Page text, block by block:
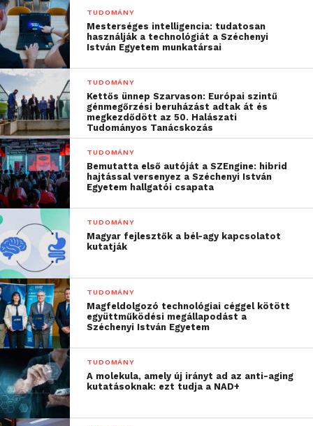
Horváth László, Zsámbék polgármestere a város
szempontjából fontos projektről szólva elmondta,
hogy a ZSTIP jól kapcsolódik a település
gazdaságfejlesztési programjához. A régió
fejlesztésével összhangban a tudományos aktivitás
mellett iparfejlesztés és társadalmi felzárkóztatás is
megvalósulhat az Óbudai Egyetemmel létrejött
együttműködésnek köszönhetően.
A Tudományos és Innovációs Parkot a volt zsámbéki
laktanyában alakítják ki. Olyan kutató-fejlesztő
tevékenység zajlik majd, ahol a jövő technológiáit
kutatják, tesztelik a kiberbiztonság, 5G/6G,
mesterséges intelligencia, orvostechnika, AR/VR,
robotika területein.
TUDOMÁNY
Mesterséges intelligencia: tudatosan
használják a technológiát a Széchenyi
István Egyetem munkatársai
TUDOMÁNY
Kettős ünnep Szarvason: Európai szintű
génmegőrzési beruházást adtak át és
megkezdődött az 50. Halászati
Tudományos Tanácskozás
TUDOMÁNY
Bemutatta első autóját a SZEngine: hibrid
hajtással versenyez a Széchenyi István
Egyetem hallgatói csapata
TUDOMÁNY
Magyar fejlesztők a bél-agy kapcsolatot
kutatják
TUDOMÁNY
Magfeldolgozó technológiai céggel kötött
együttműködési megállapodást a
Széchenyi István Egyetem
TUDOMÁNY
A molekula, amely új irányt ad az anti-aging
kutatásoknak: ezt tudja a NAD+